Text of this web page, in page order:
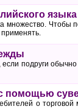
множество.
применять.
подруги
помощью
о